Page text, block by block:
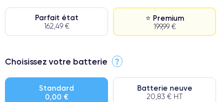
Parfait état
162,49 €
⭐ Premium
199,99 €
⭐ Premium
● Batterie : usage intensif.
● Seuls 5% de nos téléphones ont un grade Premium.
Choisissez votre batterie ?
Standard
0,00 €
Batterie neuve
20,83 € HT